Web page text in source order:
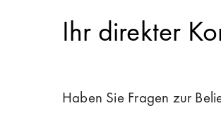
Ihr direkter
Haben Sie Fragen zur